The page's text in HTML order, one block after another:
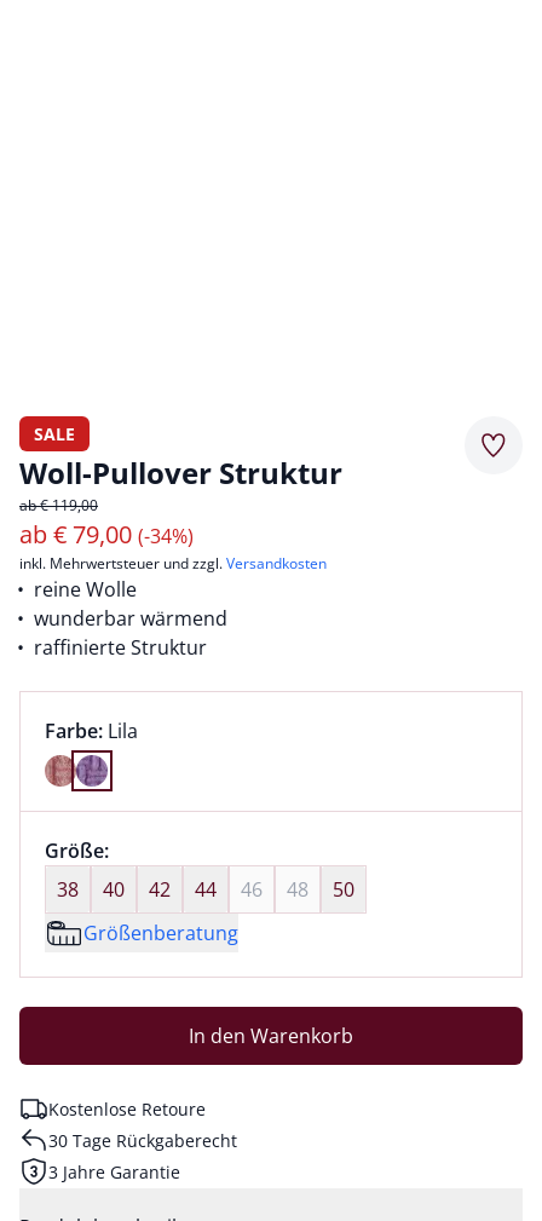
SALE
Woll-Pullover Struktur
ab € 119,00
ab€ 79,00 (-34%)
inkl. Mehrwertsteuer und zzgl.Versandkosten
reine Wolle
wunderbar wärmend
raffinierte Struktur
Farbauswahl:
Farbe: aktuell ausgewählt:
Lila
Farbe Lila ausgewählt
Größenauswahl:
Größe:nichts ausgewählt
38
40 42 44 46 48
50
Größenberatung
In den Warenkorb
Kostenlose Retoure
30 Tage Rückgaberecht
3 Jahre Garantie